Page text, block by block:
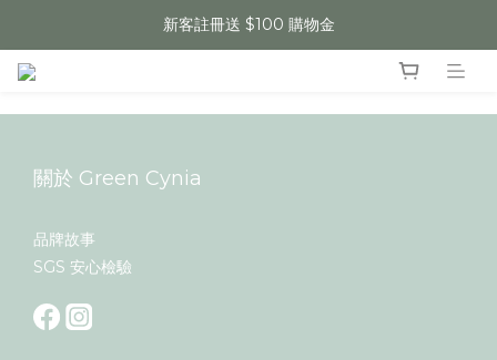
新客註冊送 $100 購物金
關於 Green Cynia
品牌故事
SGS 安心檢驗